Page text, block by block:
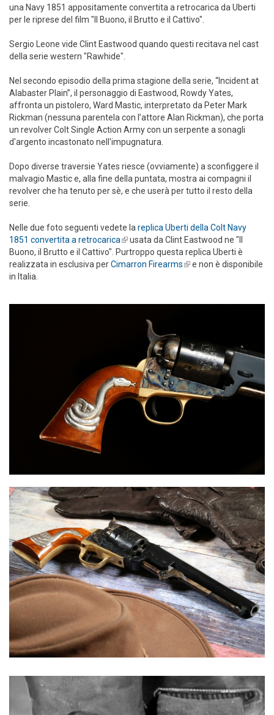
una Navy 1851 appositamente convertita a retrocarica da Uberti
per le riprese del film "Il Buono, il Brutto e il Cattivo".
Sergio Leone vide Clint Eastwood quando questi recitava nel cast
della serie western "Rawhide".
Nel secondo episodio della prima stagione della serie, “Incident at
Alabaster Plain”, il personaggio di Eastwood, Rowdy Yates,
affronta un pistolero, Ward Mastic, interpretato da Peter Mark
Rickman (nessuna parentela con l’attore Alan Rickman), che porta
un revolver Colt Single Action Army con un serpente a sonagli
d'argento incastonato nell'impugnatura.
Dopo diverse traversie Yates riesce (ovviamente) a sconfiggere il
malvagio Mastic e, alla fine della puntata, mostra ai compagni il
revolver che ha tenuto per sè, e che userà per tutto il resto della
serie.
Nelle due foto seguenti vedete lareplica Uberti della Colt Navy
1851 convertita a retrocarica(link is external)
usata da Clint Eastwood ne "Il
Buono, il Brutto e il Cattivo". Purtroppo questa replica Uberti è
realizzata in esclusiva perCimarron Firearms(link is external)
e non è disponibile
in Italia.